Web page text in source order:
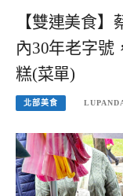
【雙連美食
內30年老字號
糕(菜單)
北部美食